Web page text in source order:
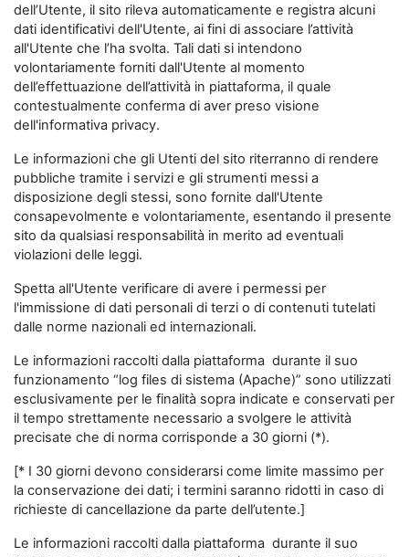
dell’Utente, il sito rileva automaticamente e registra alcuni
dati identificativi dell'Utente, ai fini di associare l’attività
all'Utente che l’ha svolta. Tali dati si intendono
volontariamente forniti dall'Utente al momento
dell’effettuazione dell’attività in piattaforma, il quale
contestualmente conferma di aver preso visione
dell'informativa privacy.
Le informazioni che gli Utenti del sito riterranno di rendere
pubbliche tramite i servizi e gli strumenti messi a
disposizione degli stessi, sono fornite dall'Utente
consapevolmente e volontariamente, esentando il presente
sito da qualsiasi responsabilità in merito ad eventuali
violazioni delle leggi.
Spetta all'Utente verificare di avere i permessi per
l'immissione di dati personali di terzi o di contenuti tutelati
dalle norme nazionali ed internazionali.
Le informazioni raccolti dalla piattaforma durante il suo
funzionamento “log files di sistema (Apache)” sono utilizzati
esclusivamente per le finalità sopra indicate e conservati per
il tempo strettamente necessario a svolgere le attività
precisate che di norma corrisponde a 30 giorni (*).
[* I 30 giorni devono considerarsi come limite massimo per
la conservazione dei dati; i termini saranno ridotti in caso di
richieste di cancellazione da parte dell’utente.]
Le informazioni raccolti dalla piattaforma durante il suo